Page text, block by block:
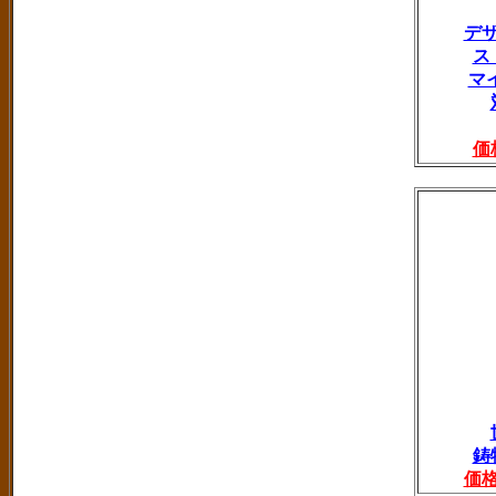
デ
ス
マ
価
鋳
価